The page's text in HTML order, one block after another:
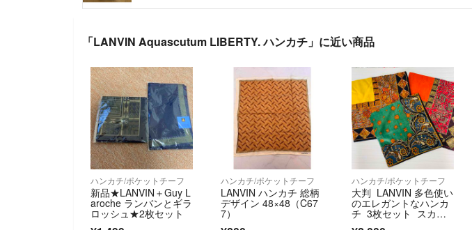
「LANVIN Aquascutum LIBERTY. ハンカチ」に近い商品
ハンカチ/ポケットチーフ
新品★LANVIN＋Guy L
aroche ランバンとギラ
ロッシュ★2枚セット
ハンカチ/ポケットチーフ
LANVIN ハンカチ 総柄
デザイン 48×48（C67
7）
ハンカチ/ポケットチーフ
大判 LANVIN 多色使い
のエレガントなハンカ
チ 3枚セット スカー
フ柄